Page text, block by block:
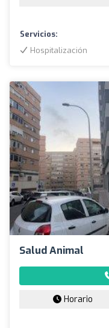
Servicios:
Hospitalización
Salud Animal
Horario